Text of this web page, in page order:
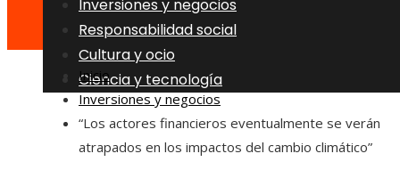
Inversiones y negocios
Responsabilidad social
Cultura y ocio
Ciencia y tecnología
Inicio
Inversiones y negocios
“Los actores financieros eventualmente se verán
atrapados en los impactos del cambio climático”